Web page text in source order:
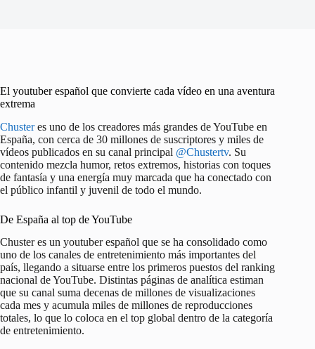
El youtuber español que convierte cada vídeo en una aventura
extrema
Chusteres uno de los creadores más grandes de YouTube en
España, con cerca de 30 millones de suscriptores y miles de
vídeos publicados en su canal principal @Chustertv. Su
contenido mezcla humor, retos extremos, historias con toques
de fantasía y una energía muy marcada que ha conectado con
el público infantil y juvenil de todo el mundo.
De España al top de YouTube
Chuster es un youtuber español que se ha consolidado como
uno de los canales de entretenimiento más importantes del
país, llegando a situarse entre los primeros puestos del ranking
nacional de YouTube. Distintas páginas de analítica estiman
que su canal suma decenas de millones de visualizaciones
cada mes y acumula miles de millones de reproducciones
totales, lo que lo coloca en el top global dentro de la categoría
de entretenimiento.